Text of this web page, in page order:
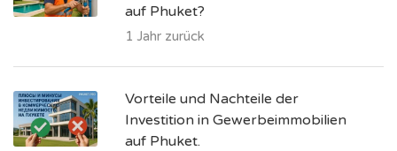
auf Phuket?
1 Jahr zurück
Vorteile und Nachteile der
Investition in Gewerbeimmobilien
auf Phuket.